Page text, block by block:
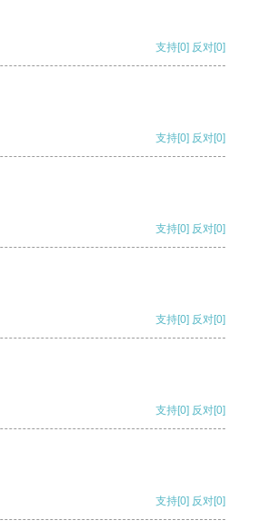
支持[0] 反对[0]
支持[0] 反对[0]
支持[0] 反对[0]
支持[0] 反对[0]
支持[0] 反对[0]
支持[0] 反对[0]